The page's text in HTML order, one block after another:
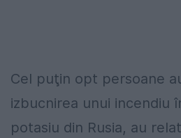
Cel puţin opt persoane
izbucnirea unui incendiu
potasiu din Rusia, au